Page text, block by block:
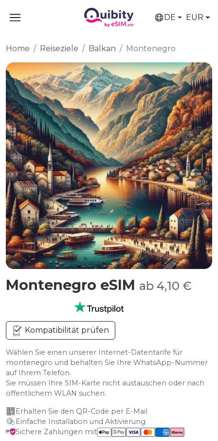
DE EUR
Home Reiseziele Balkan Montenegro
Montenegro eSIM ab 4,10 €
Kompatibilität prüfen
Wählen Sie einen unserer Internet-Datentarife für
montenegro und behalten Sie Ihre WhatsApp-Nummer
auf Ihrem Telefon.
Sie müssen Ihre SIM-Karte nicht austauschen oder nach
öffentlichem WLAN suchen.
Erhalten Sie den QR-Code per E-Mail
Einfache Installation und Aktivierung
Sichere Zahlungen mit